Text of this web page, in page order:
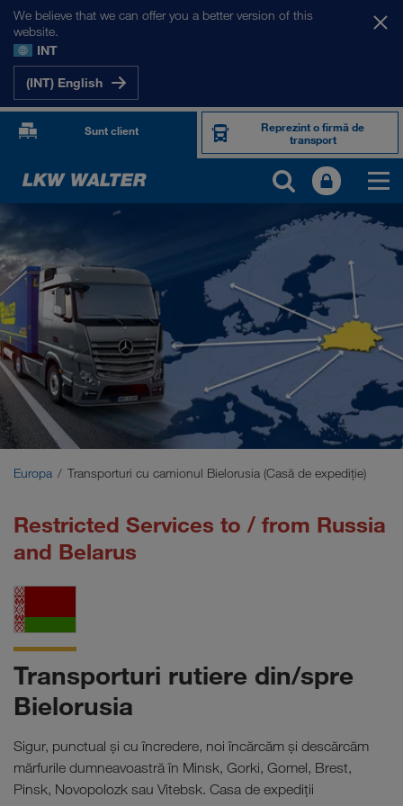
We believe that we can offer you a better version of this
website.
INT
(INT) English
Sunt client
Reprezint o firmă de
transport
PIEȚELE NOASTRE
Europa
Asia Centrală
Rusia
Orientul Mijlociu
Europa Transporturi cu camionul Bielorusia (Casă de expediţie)
Restricted Services to / from Russia
and Belarus
Transporturi rutiere din/spre
Bielorusia
Sigur, punctual și cu încredere, noi încărcăm și descărcăm
mărfurile dumneavoastră în Minsk, Gorki, Gomel, Brest,
Pinsk, Novopolozk sau Vitebsk. Casa de expediţii